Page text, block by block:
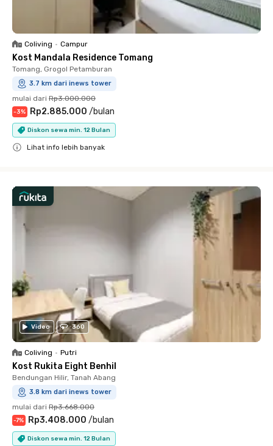
Coliving • Campur
Kost Mandala Residence Tomang
Tomang, Grogol Petamburan
3.7 km dari inews tower
mulai dari Rp3.000.000
-3% Rp2.885.000 /bulan
Diskon sewa min. 12 Bulan
Lihat info lebih banyak
Video 360
Coliving • Putri
Kost Rukita Eight Benhil
Bendungan Hilir, Tanah Abang
3.8 km dari inews tower
mulai dari Rp3.668.000
-7% Rp3.408.000 /bulan
Diskon sewa min. 12 Bulan